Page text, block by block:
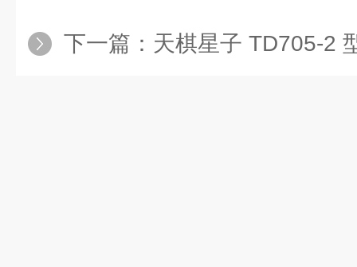
下一篇： 天棋星子 TD705-2 型新标准沥